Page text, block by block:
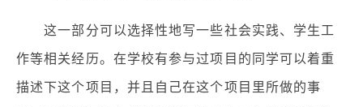
这一部分可以选择性地写一些社会实践、学生工
作等相关经历。在学校有参与过项目的同学可以着重
描述下这个项目，并且自己在这个项目里所做的事